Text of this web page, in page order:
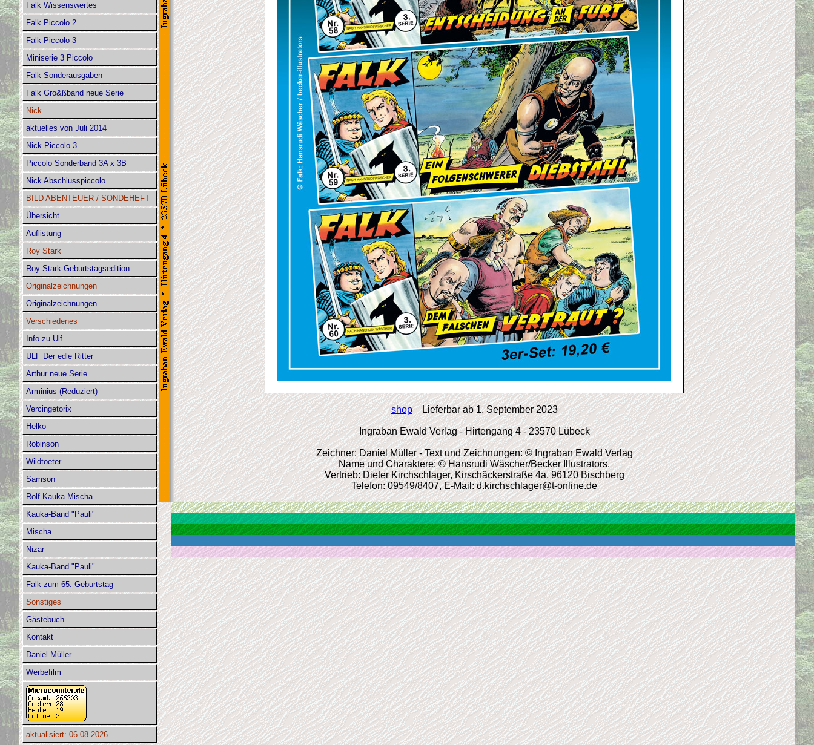
Falk Wissenswertes
Falk Piccolo 2
Falk Piccolo 3
Miniserie 3 Piccolo
Falk Sonderausgaben
Falk Gro&ßband neue Serie
Nick
aktuelles von Juli 2014
Nick Piccolo 3
Piccolo Sonderband 3A x 3B
Nick Abschlusspiccolo
BILD ABENTEUER / SONDEHEFT
Übersicht
Auflistung
Roy Stark
Roy Stark Geburtstagsedition
Originalzeichnungen
Originalzeichnungen
Verschiedenes
Info zu Ulf
ULF Der edle Ritter
Arthur neue Serie
Arminius (Reduziert)
Vercingetorix
Helko
Robinson
Wildtoeter
Samson
Rolf Kauka Mischa
Kauka-Band "Pauli"
Mischa
Nizar
Kauka-Band "Pauli"
Falk zum 65. Geburtstag
Sonstiges
Gästebuch
Kontakt
Daniel Müller
Werbefilm
aktualisiert: 06.08.2026
shopLieferbar ab 1. September 2023
Ingraban Ewald Verlag - Hirtengang 4 - 23570 Lübeck
Zeichner: Daniel Müller - Text und Zeichnungen: © Ingraban Ewald Verlag
Name und Charaktere: © Hansrudi Wäscher/Becker Illustrators.
Vertrieb: Dieter Kirchschlager, Kirschäckerstraße 4a, 96120 Bischberg
Telefon: 09549/8407, E-Mail: d.kirchschlager@t-online.de